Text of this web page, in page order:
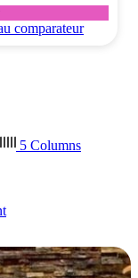
comparateur
5 Columns